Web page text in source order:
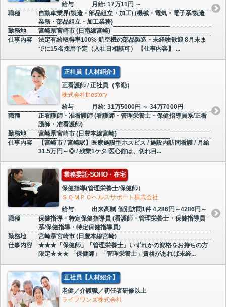
給与
月給: 17万11円 ～
職種
自動車業界(製造・部品組立・加工) (機械・電気・電子系/製造
業務・部品組立・加工業務)
勤務地
宮崎県宮崎市 (日南線宮崎)
仕事内容
法定有給取得率100% 航空機の部品製造・未経験歓迎 8月末ま
でに15名採用予定（入社日相談可） 【仕事内容】 ...
正社員【人材紹介】
正看護師 / 正社員（常勤）
株式会社thestory
給与
月給: 31万5000円 ～ 34万7000円
職種
正看護師・准看護師 (看護師・管理栄養士・保健指導員系/正看
護師・准看護師)
勤務地
宮崎県宮崎市 (日豊本線宮崎)
仕事内容
【宮崎市 / 宮崎駅】医療施設型ホスピス / 施設内訪問看護 / 月給
31.5万円～◎ / 残業1ケタ 医心館は、切れ目...
業務委託-SOHO・在宅
保健指導(管理栄養士/保健師）
ＳＯＭＰＯヘルスサポート株式会社
給与
出来高制 個別訪問1件 4,286円～4286円～
職種
保健指導・特定保健指導員 (看護師・管理栄養士・保健指導員
系/保健指導・特定保健指導員)
勤務地
宮崎県宮崎市 (日豊本線宮崎)
仕事内容
★★★「保健師」「管理栄養士」いずれかの資格をお持ちの方
限定★★★ 「保健師」「管理栄養士」資格があれば未経...
正社員【人材紹介】
老健／介護職／初任者研修以上
ライフワンズ株式会社